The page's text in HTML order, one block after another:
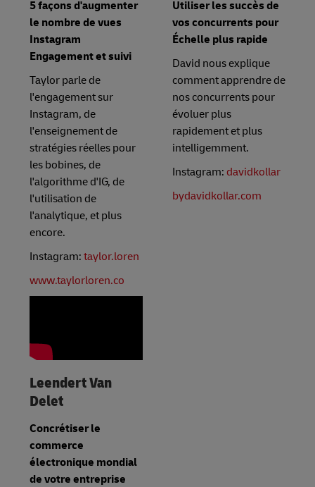
5 façons d'augmenter
le nombre de vues
Instagram
Engagement et suivi
Taylor parle de
l'engagement sur
Instagram, de
l'enseignement de
stratégies réelles pour
les bobines, de
l'algorithme d'IG, de
l'utilisation de
l'analytique, et plus
encore.
Instagram: taylor.loren
www.taylorloren.co
Utiliser les succès de
vos concurrents pour
Échelle plus rapide
David nous explique
comment apprendre de
nos concurrents pour
évoluer plus
rapidement et plus
intelligemment.
Instagram: davidkollar
bydavidkollar.com
Leendert Van
Delet
Concrétiser le
commerce
électronique mondial
de votre entreprise